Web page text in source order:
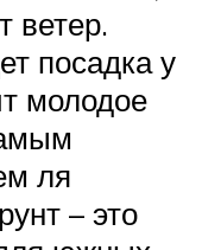
ветер.
посадка у
молодое
ля
– это